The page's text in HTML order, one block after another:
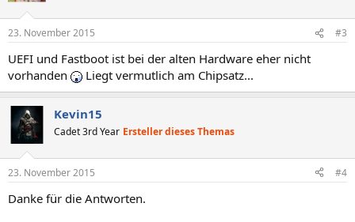
23. November 2015 #3
UEFI und Fastboot ist bei der alten Hardware eher nicht
vorhanden
Liegt vermutlich am Chipsatz...
Kevin15
Cadet 3rd Year Ersteller dieses Themas
23. November 2015 #4
Danke für die Antworten.